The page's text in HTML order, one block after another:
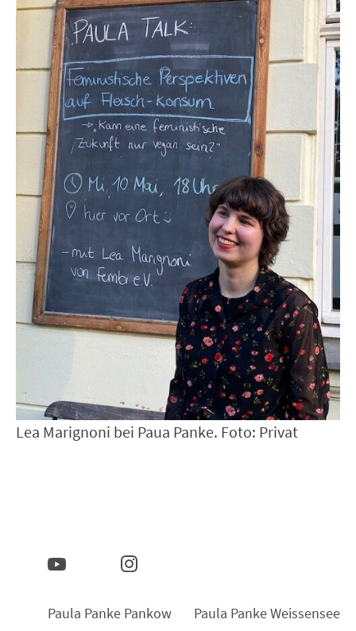
Lea Marignoni bei Paua Panke. Foto: Privat
Paula Panke Pankow
Paula Panke Weissensee